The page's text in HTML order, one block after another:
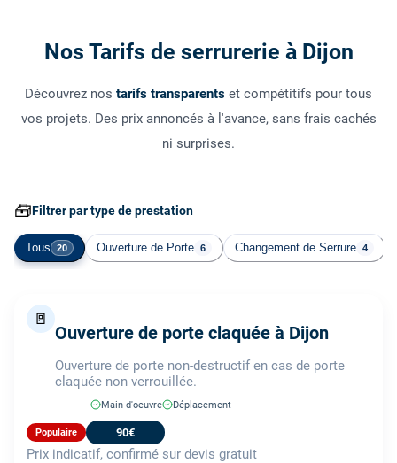
Nos Tarifs de serrurerie à Dijon
Découvrez nos tarifs transparents et compétitifs pour tous
vos projets. Des prix annoncés à l'avance, sans frais cachés
ni surprises.
🧰Filtrer par type de prestation
Tous 20 Ouverture de Porte 6 Changement de Serrure 4
🚪
Ouverture de porte claquée à Dijon
Ouverture de porte non-destructif en cas de porte
claquée non verrouillée.
Main d'oeuvre Déplacement
Populaire 90€
Prix indicatif, confirmé sur devis gratuit